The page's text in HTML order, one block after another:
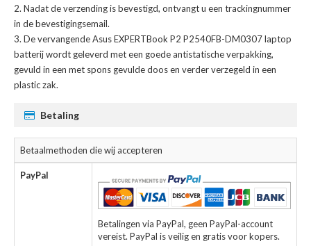
Nadat de verzending is bevestigd, ontvangt u een trackingnummer
in de bevestigingsemail.
Devervangende Asus EXPERTBook P2 P2540FB-DM0307 laptop
batterijwordt geleverd met een goede antistatische verpakking,
gevuld in een met spons gevulde doos en verder verzegeld in een
plastic zak.
Betaling
Betaalmethoden die wij accepteren
PayPal
Betalingen via PayPal, geen PayPal-account
vereist. PayPal is veilig en gratis voor kopers.